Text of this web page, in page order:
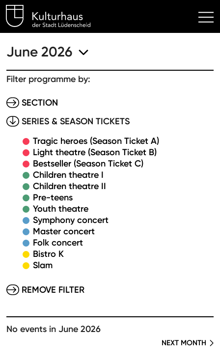
Kulturhaus Lüdenscheid
June 2026
Filter programme by:
SECTION
SERIES & SEASON TICKETS
Tragic heroes (Season Ticket A)
Light theatre (Season Ticket B)
Bestseller (Season Ticket C)
Children theatre I
Children theatre II
Pre-teens
Youth theatre
Symphony concert
Master concert
Folk concert
Bistro K
Slam
REMOVE FILTER
No events in June 2026
NEXT MONTH